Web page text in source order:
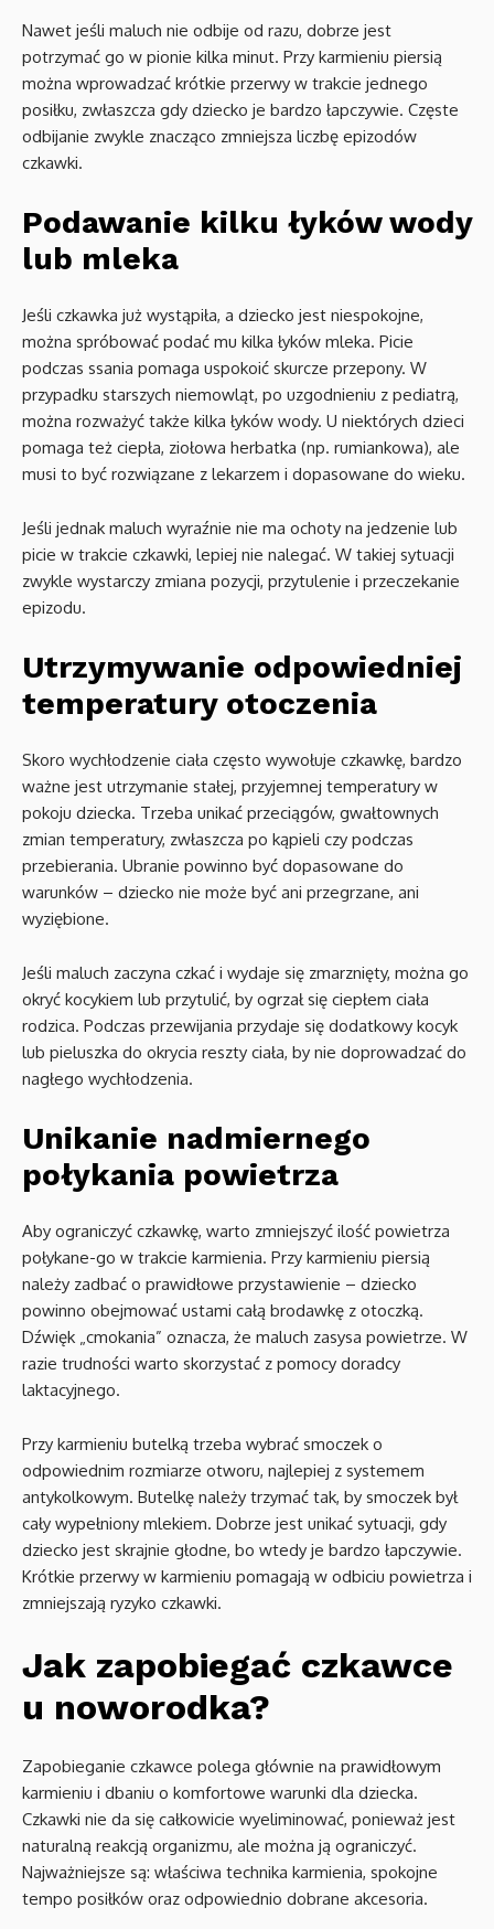
Nawet jeśli maluch nie odbije od razu, dobrze jest
potrzymać go w pionie kilka minut. Przy karmieniu piersią
można wprowadzać krótkie przerwy w trakcie jednego
posiłku, zwłaszcza gdy dziecko je bardzo łapczywie. Częste
odbijanie zwykle znacząco zmniejsza liczbę epizodów
czkawki.
Podawanie kilku łyków wody
lub mleka
Jeśli czkawka już wystąpiła, a dziecko jest niespokojne,
można spróbować podać mu kilka łyków mleka. Picie
podczas ssania pomaga uspokoić skurcze przepony. W
przypadku starszych niemowląt, po uzgodnieniu z pediatrą,
można rozważyć także kilka łyków wody. U niektórych dzieci
pomaga też ciepła, ziołowa herbatka (np. rumiankowa), ale
musi to być rozwiązane z lekarzem i dopasowane do wieku.
Jeśli jednak maluch wyraźnie nie ma ochoty na jedzenie lub
picie w trakcie czkawki, lepiej nie nalegać. W takiej sytuacji
zwykle wystarczy zmiana pozycji, przytulenie i przeczekanie
epizodu.
Utrzymywanie odpowiedniej
temperatury otoczenia
Skoro wychłodzenie ciała często wywołuje czkawkę, bardzo
ważne jest utrzymanie stałej, przyjemnej temperatury w
pokoju dziecka. Trzeba unikać przeciągów, gwałtownych
zmian temperatury, zwłaszcza po kąpieli czy podczas
przebierania. Ubranie powinno być dopasowane do
warunków – dziecko nie może być ani przegrzane, ani
wyziębione.
Jeśli maluch zaczyna czkać i wydaje się zmarznięty, można go
okryć kocykiem lub przytulić, by ogrzał się ciepłem ciała
rodzica. Podczas przewijania przydaje się dodatkowy kocyk
lub pieluszka do okrycia reszty ciała, by nie doprowadzać do
nagłego wychłodzenia.
Unikanie nadmiernego
połykania powietrza
Aby ograniczyć czkawkę, warto zmniejszyć ilość powietrza
połykane-go w trakcie karmienia. Przy karmieniu piersią
należy zadbać o prawidłowe przystawienie – dziecko
powinno obejmować ustami całą brodawkę z otoczką.
Dźwięk „cmokania” oznacza, że maluch zasysa powietrze. W
razie trudności warto skorzystać z pomocy doradcy
laktacyjnego.
Przy karmieniu butelką trzeba wybrać smoczek o
odpowiednim rozmiarze otworu, najlepiej z systemem
antykolkowym. Butelkę należy trzymać tak, by smoczek był
cały wypełniony mlekiem. Dobrze jest unikać sytuacji, gdy
dziecko jest skrajnie głodne, bo wtedy je bardzo łapczywie.
Krótkie przerwy w karmieniu pomagają w odbiciu powietrza i
zmniejszają ryzyko czkawki.
Jak zapobiegać czkawce
u noworodka?
Zapobieganie czkawce polega głównie na prawidłowym
karmieniu i dbaniu o komfortowe warunki dla dziecka.
Czkawki nie da się całkowicie wyeliminować, ponieważ jest
naturalną reakcją organizmu, ale można ją ograniczyć.
Najważniejsze są: właściwa technika karmienia, spokojne
tempo posiłków oraz odpowiednio dobrane akcesoria.